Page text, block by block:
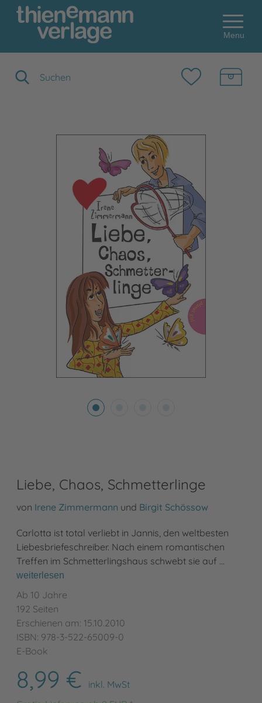
Menu
Liebe, Chaos, Schmetterlinge
von Irene Zimmermann und Birgit Schössow
Carlotta ist total verliebt in Jannis, den weltbesten
Liebesbriefeschreiber. Nach einem romantischen
Treffen im Schmetterlingshaus schwebt sie auf …
weiterlesen
Ab 10 Jahre
192 Seiten
Erschienen am: 15.10.2010
ISBN: 978-3-522-65009-0
E-Book
8,99 €
inkl. MwSt